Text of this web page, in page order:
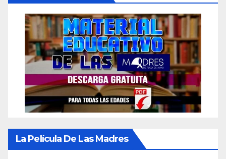
La Película De Las Madres